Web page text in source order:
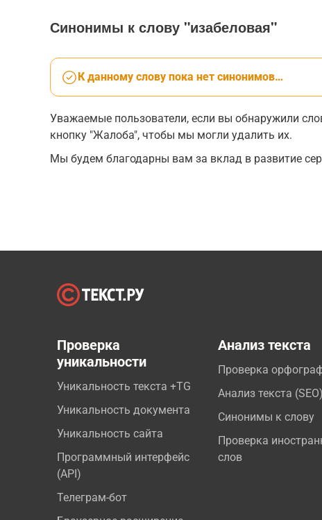
Синонимы к слову "изабеловая"
К данному слову пока нет синонимов…
Уважаемые пользователи, если вы обнаружили
кнопку "Жалоба", чтобы мы могли удалить их.
Мы будем благодарны вам за вклад в развитие
Проверка
уникальности
Уникальность текста +TG
Уникальность документа
Уникальность сайта
Программный интерфейс
(API)
Телеграм-бот
Анализ текста
Проверка
Анализ текста (SEO)
Синонимы к слову
Проверка
слов